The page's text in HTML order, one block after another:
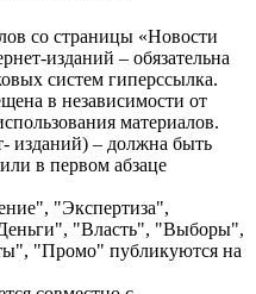
со страницы «Новости
изданий – обязательна
систем гиперссылка.
в независимости от
материалов.
изданий) – должна быть
в первом абзаце
"Экспертиза",
"Власть", "Выборы",
"Промо" публикуются на